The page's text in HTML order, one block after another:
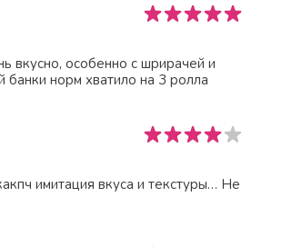
вкусно, особенно с шрирачей и
норм хватило на 3 ролла
имитация вкуса и текстуры… Не